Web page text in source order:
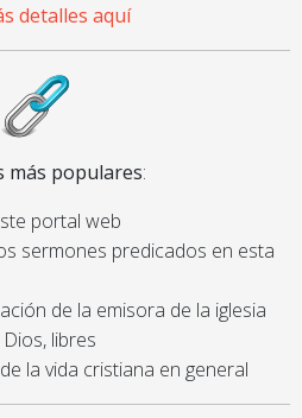
detalles aquí
más populares:
portal web
sermones predicados en esta
de la emisora de la iglesia
libres
la vida cristiana en general